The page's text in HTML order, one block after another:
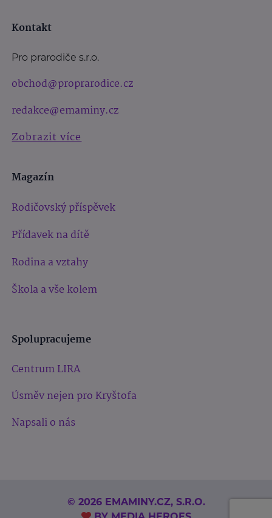
Kontakt
Pro prarodiče s.r.o.
obchod@proprarodice.cz
redakce@emaminy.cz
Zobrazit více
Magazín
Rodičovský příspěvek
Přídavek na dítě
Rodina a vztahy
Škola a vše kolem
Spolupracujeme
Centrum LIRA
Úsměv nejen pro Kryštofa
Napsali o nás
© 2026 EMAMINY.CZ, S.R.O.